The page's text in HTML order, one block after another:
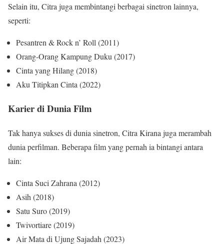
Selain itu, Citra juga membintangi berbagai sinetron lainnya,
seperti:
Pesantren & Rock n’ Roll (2011)
Orang-Orang Kampung Duku (2017)
Cinta yang Hilang (2018)
Aku Titipkan Cinta (2022)
Karier di Dunia Film
Tak hanya sukses di dunia sinetron, Citra Kirana juga merambah
dunia perfilman. Beberapa film yang pernah ia bintangi antara
lain:
Cinta Suci Zahrana (2012)
Asih (2018)
Satu Suro (2019)
Twivortiare (2019)
Air Mata di Ujung Sajadah (2023)